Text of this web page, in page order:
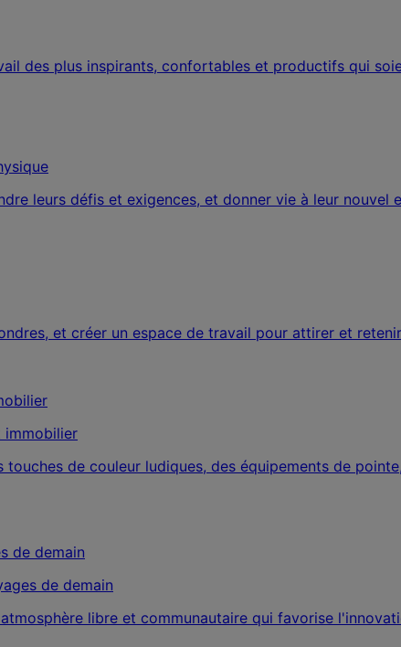
des plus inspirants, confortables et productifs qui
leurs défis et exigences, et donner vie à leur nouvel
et créer un espace de travail pour attirer et
immobilier
de couleur ludiques, des équipements de
de demain
libre et communautaire qui favorise